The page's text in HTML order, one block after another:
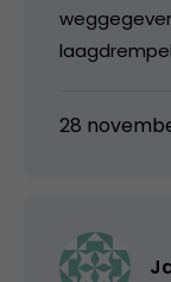
28